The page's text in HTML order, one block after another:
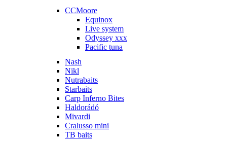
CCMoore
Equinox
Live system
Odyssey xxx
Pacific tuna
Nash
Nikl
Nutrabaits
Starbaits
Carp Inferno Bites
Haldorádó
Mivardi
Cralusso mini
TB baits